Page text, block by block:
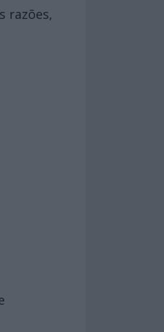
razões,